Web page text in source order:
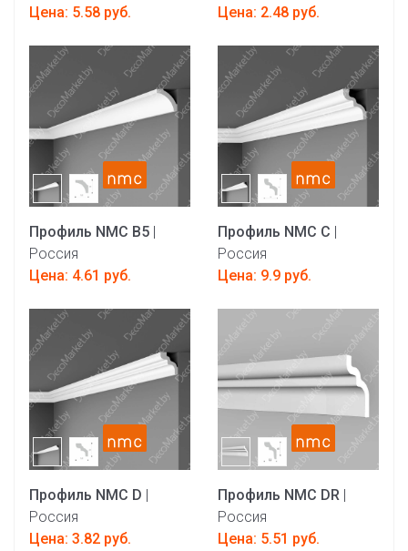
Цена: 5.58 руб.
Цена: 2.48 руб.
Профиль NMC B5 |
Россия
Цена: 4.61 руб.
Профиль NMC C |
Россия
Цена: 9.9 руб.
Профиль NMC D |
Россия
Цена: 3.82 руб.
Профиль NMC DR |
Россия
Цена: 5.51 руб.